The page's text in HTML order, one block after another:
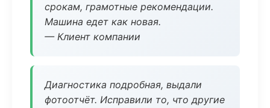
срокам, грамотные рекомендации.
Машина едет как новая.
— Клиент компании
Диагностика подробная, выдали
фотоотчёт. Исправили то, что другие